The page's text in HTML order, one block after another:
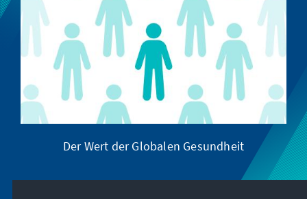
Der Wert der Globalen Gesundheit